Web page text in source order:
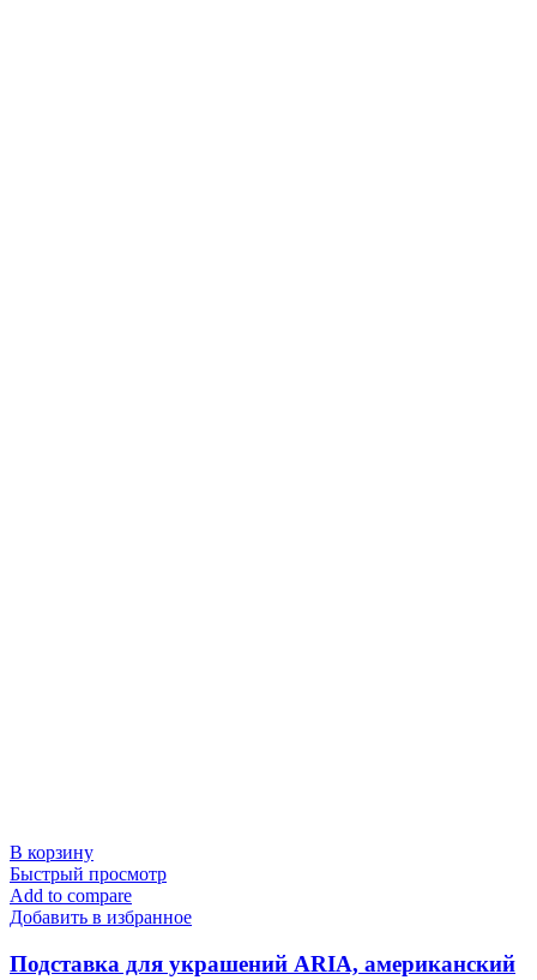
В корзину
Быстрый просмотр
Add to compare
Добавить в избранное
Подставка для украшений ARIA, американский